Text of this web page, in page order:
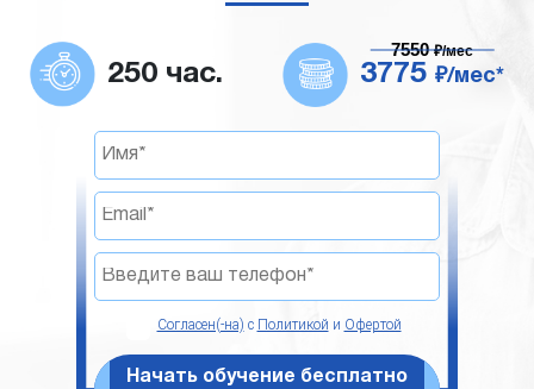
250 час. 3775 ₽/мес*
7550₽/мес
Согласен(-на) с Политикой и Офертой
Начать обучение бесплатно